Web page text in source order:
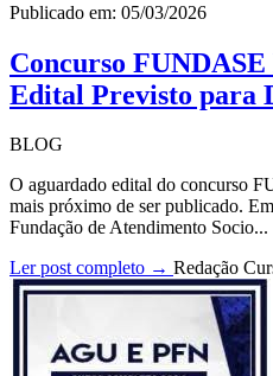
Publicado em: 05/03/2026
Concurso
Edital Previsto para
BLOG
O aguardado edital do concurso
mais próximo de ser publicado.
Fundação de Atendimento Socio...
Ler post completo → Redação